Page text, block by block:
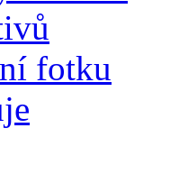
fotku